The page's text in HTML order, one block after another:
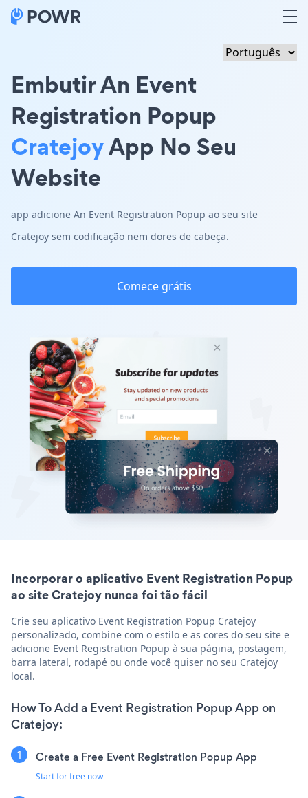
Embutir An Event
Registration Popup
CratejoyApp No Seu
Website
app adicione An Event Registration Popup ao seu site
Cratejoy sem codificação nem dores de cabeça.
Comece grátis
Incorporar o aplicativo Event Registration Popup
ao site Cratejoy nunca foi tão fácil
Crie seu aplicativo Event Registration Popup Cratejoy
personalizado, combine com o estilo e as cores do seu site e
adicione Event Registration Popup à sua página, postagem,
barra lateral, rodapé ou onde você quiser no seu Cratejoy
local.
How To Add a Event Registration Popup App on
Cratejoy:
Create a Free Event Registration Popup App
Start for free now